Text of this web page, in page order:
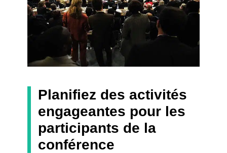
Planifiez des activités
engageantes pour les
participants de la
conférence